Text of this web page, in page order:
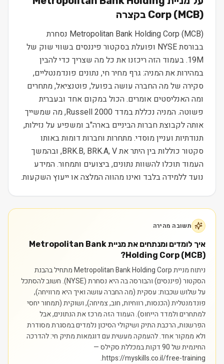
Corp (MCB) בקצרה
Metropolitan Bank Holding Corp (MCB) נסחרת
בבורסת NYSE ופועלת בסקטור פיננסים בשווי שוק של
19M. בעמוד הזה ריכזנו את כל מה שצריך כדי להבין
במהירות את המניה: גרף מחיר חי, נתונים פונדמנטליים,
סקירה של מה החברה עושה בפועל, פוטנציאל, מתחרים
ומה האנליסטים אומרים. הכול במקום אחד ובעברית
פשוטה. המניה נכללת במדד Russell 2000, מה שמשייך
אותה לקבוצת חברות הביניים בארה"ב ומשפיע על נזילות,
תנודתיות ועניין מוסדי. מתחרות וחברות דומות באותו
סקטור כוללות בין היתר את BRK.B, BRK.A, V, ובהמשך
העמוד תוכלו להשוות נתונים, ביצועים ותמחור. המידע
נועד ללמידה בלבד ואינו מהווה המלצה או ייעוץ השקעות.
תשובה מהירה
איך לומדים ומנתחים את מניית Metropolitan Bank
Holding Corp (MCB)?
ניתוח מניית Metropolitan Bank Holding Corp מתחיל בהבנת
הסקטור (פיננסים) והבורסה בה היא נסחרת (NYSE). חשוב להסתכל
על שלוש שכבות: עסקית (מה החברה עושה ואיך היא מרוויחה),
פונדמנטלית (הכנסות, רווחיות, חוב, צמיחה), ושוקית (תמחור יחסי
למתחרים ולמדד הייחוס). העמוד הזה מרכז את הנתונים, אבל
הפרשנות, הרכבת התיק ושיקולי הסיכון נלמדים במסגרת מסודרת
ולא ממקור אחד.להעמקה מעשית עם דוגמאות מתיק חי: להדרכה
החינמית של 90 דקות במכללת סקילס —
https://myskills.co.il/free-training.